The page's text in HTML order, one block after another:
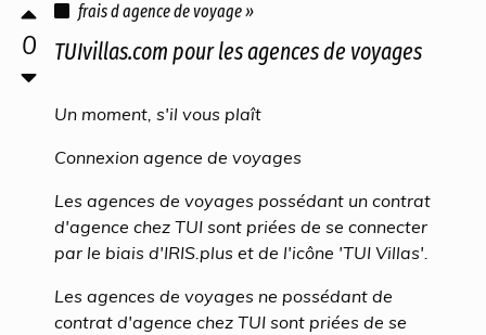
0
frais d agence de voyage »
TUIvillas.com pour les agences de voyages
Un moment, s'il vous plaît
Connexion agence de voyages
Les agences de voyages possédant un contrat
d'agence chez TUI sont priées de se connecter
par le biais d'IRIS.plus et de l'icône 'TUI Villas'.
Les agences de voyages ne possédant de
contrat d'agence chez TUI sont priées de se